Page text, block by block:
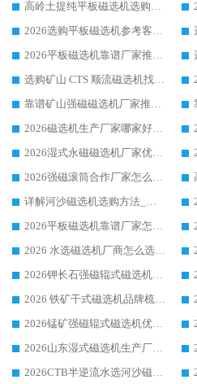
高岭土提纯平板磁选机选购指南，优选华体会手机网页版-华体会(中国) 靠谱生产厂家
2026选购平板磁选机参考客户真实体验，华体会手机网页版-华体会(中国) 厂家行业口碑排名前列
2026平板磁选机靠谱厂家推荐_ 华体会手机网页版-华体会(中国) 凭借良好口碑获得众多客户认可
选购矿山 CTS 顺流磁选机找实体厂家，华体会手机网页版-华体会(中国) 按需定制设备配套完善售后
靠谱矿山强磁磁选机厂家推荐 2026客户真实使用心得分享
2026磁选机生产厂家哪家好?众多客户使用体验分享华体会手机网页版-华体会(中国)
2026湿式永磁磁选机厂家优选华体会手机网页版-华体会(中国) _客户真实使用心得分享
2026强磁滚筒合作厂家怎么选-华体会手机网页版-华体会(中国) 行业优质供应商参考指南
详解河沙磁选机选购方法_除铁器品牌及华体会手机网页版-华体会(中国) 企业解析
2026平板磁选机靠谱厂家怎么选？华体会手机网页版-华体会(中国) 凭硬实力甄选合作品牌
2026 水选磁选机厂商怎么选 潍坊华体会手机网页版-华体会(中国) 技术实力强
2026钾长石强磁辊式磁选机厂家推荐_华体会手机网页版-华体会(中国) 强磁磁选机价格
2026 铁矿干式磁选机品牌梳理 华体会手机网页版-华体会(中国) 厂家甄选要点
2026锰矿强磁辊式磁选机优选品牌_华体会手机网页版-华体会(中国) 专业厂家值得选择
2026山东湿式磁选机生产厂家推荐：华体会手机网页版-华体会(中国) ，深耕磁电领域十余载
2026CTB半逆流水选河沙磁选机哪家好_华体会手机网页版-华体会(中国) _值得信赖